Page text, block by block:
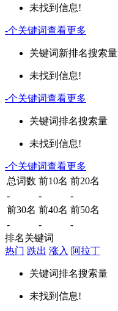
未找到信息!
-个关键词查看更多
关键词新排名搜索量
未找到信息!
-个关键词查看更多
关键词排名搜索量
未找到信息!
-个关键词查看更多
总词数 前10名 前20名
-
-
-
前30名 前40名 前50名
-
-
-
排名关键词
热门 跌出 涨入 阿拉丁
关键词排名搜索量
未找到信息!